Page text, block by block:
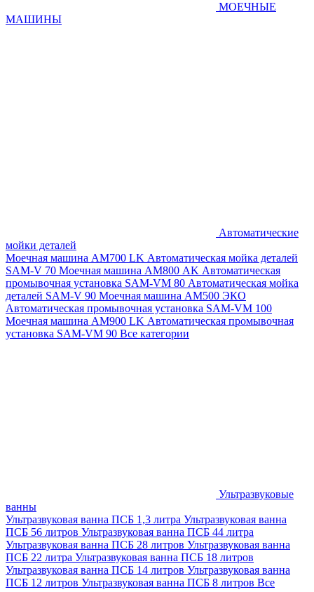
МОЕЧНЫЕ
МАШИНЫ
Автоматические
мойки деталей
Моечная машина AM700 LK Автоматическая мойка деталей
SAM-V 70 Моечная машина АМ800 AK Автоматическая
промывочная установка SAM-VM 80 Автоматическая мойка
деталей SAM-V 90 Моечная машина АМ500 ЭКО
Автоматическая промывочная установка SAM-VM 100
Моечная машина AM900 LK Автоматическая промывочная
установка SAM-VM 90 Все категории
Ультразвуковые
ванны
Ультразвуковая ванна ПСБ 1,3 литра Ультразвуковая ванна
ПСБ 56 литров Ультразвуковая ванна ПСБ 44 литра
Ультразвуковая ванна ПСБ 28 литров Ультразвуковая ванна
ПСБ 22 литра Ультразвуковая ванна ПСБ 18 литров
Ультразвуковая ванна ПСБ 14 литров Ультразвуковая ванна
ПСБ 12 литров Ультразвуковая ванна ПСБ 8 литров Все